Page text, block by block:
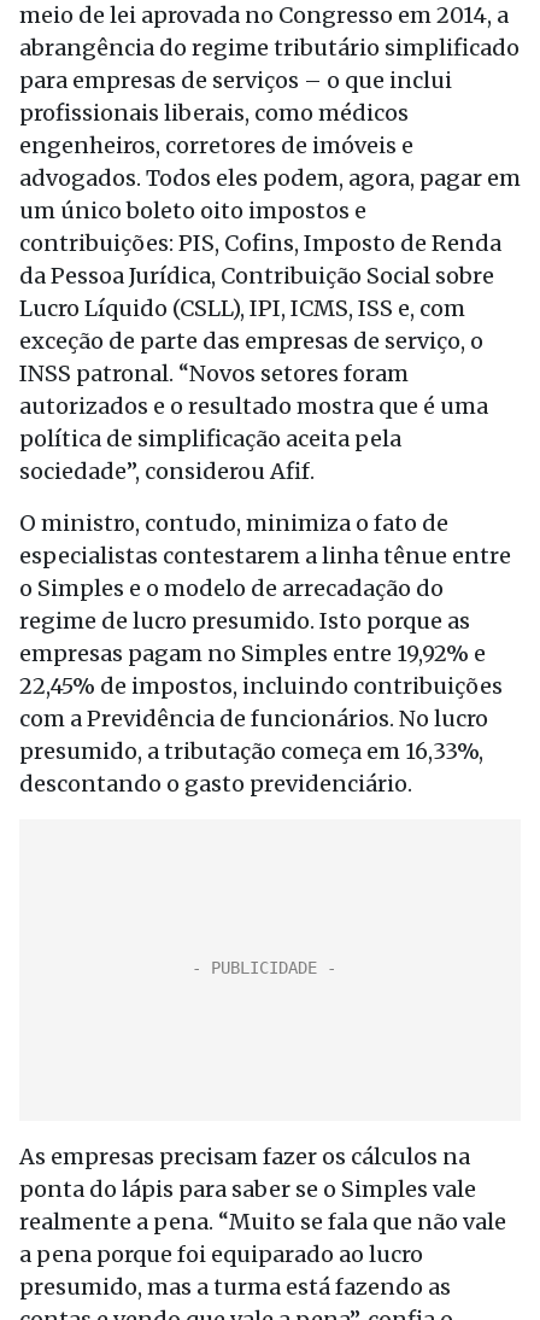
meio de lei aprovada no Congresso em 2014, a
abrangência do regime tributário simplificado
para empresas de serviços – o que inclui
profissionais liberais, como médicos
engenheiros, corretores de imóveis e
advogados. Todos eles podem, agora, pagar em
um único boleto oito impostos e
contribuições: PIS, Cofins, Imposto de Renda
da Pessoa Jurídica, Contribuição Social sobre
Lucro Líquido (CSLL), IPI, ICMS, ISS e, com
exceção de parte das empresas de serviço, o
INSS patronal. “Novos setores foram
autorizados e o resultado mostra que é uma
política de simplificação aceita pela
sociedade”, considerou Afif.
O ministro, contudo, minimiza o fato de
especialistas contestarem a linha tênue entre
o Simples e o modelo de arrecadação do
regime de lucro presumido. Isto porque as
empresas pagam no Simples entre 19,92% e
22,45% de impostos, incluindo contribuições
com a Previdência de funcionários. No lucro
presumido, a tributação começa em 16,33%,
descontando o gasto previdenciário.
As empresas precisam fazer os cálculos na
ponta do lápis para saber se o Simples vale
realmente a pena. “Muito se fala que não vale
a pena porque foi equiparado ao lucro
presumido, mas a turma está fazendo as